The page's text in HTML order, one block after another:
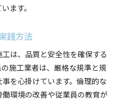
ます。
践方法
は、品質と安全性を確保する
施工業者は、厳格な規準と規
を心掛けています。倫理的な
環境の改善や従業員の教育が